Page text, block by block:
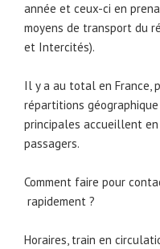
année et ceux-ci en
moyens de transport du
et Intercités).
Il y a au total en France,
répartitions
principales accueillent
passagers.
Comment faire pour
rapidement ?
Horaires, train en